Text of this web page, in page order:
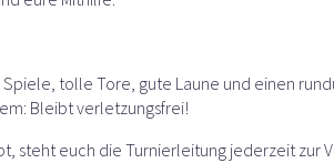
Spiele, tolle Tore, gute Laune und einen
Bleibt verletzungsfrei!
steht euch die Turnierleitung jederzeit zur